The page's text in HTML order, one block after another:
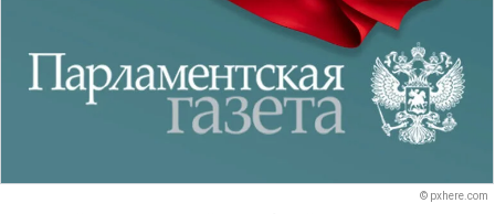
© pxhere.com